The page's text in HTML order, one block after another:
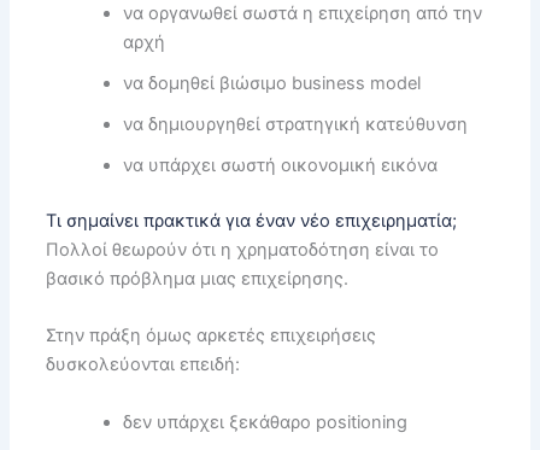
να οργανωθεί σωστά η επιχείρηση από την
αρχή
να δομηθεί βιώσιμο business model
να δημιουργηθεί στρατηγική κατεύθυνση
να υπάρχει σωστή οικονομική εικόνα
Τι σημαίνει πρακτικά για έναν νέο επιχειρηματία;
Πολλοί θεωρούν ότι η χρηματοδότηση είναι το
βασικό πρόβλημα μιας επιχείρησης.
Στην πράξη όμως αρκετές επιχειρήσεις
δυσκολεύονται επειδή:
δεν υπάρχει ξεκάθαρο positioning